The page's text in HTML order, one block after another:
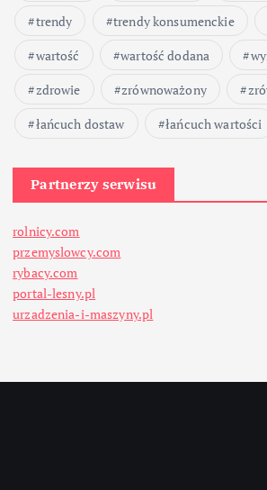
trendy
trendy konsumenckie
wartość
wartość dodana
zdrowie
zrównoważony
łańcuch dostaw
łańcuch wartości
Partnerzy serwisu
rolnicy.com
przemyslowcy.com
rybacy.com
portal-lesny.pl
urzadzenia-i-maszyny.pl